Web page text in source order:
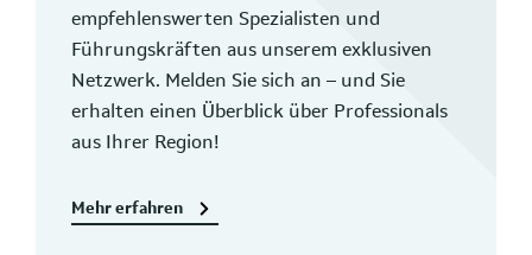
empfehlenswerten Spezialisten und
Führungskräften aus unserem exklusiven
Netzwerk. Melden Sie sich an – und Sie
erhalten einen Überblick über Professionals
aus Ihrer Region!
Mehr erfahren